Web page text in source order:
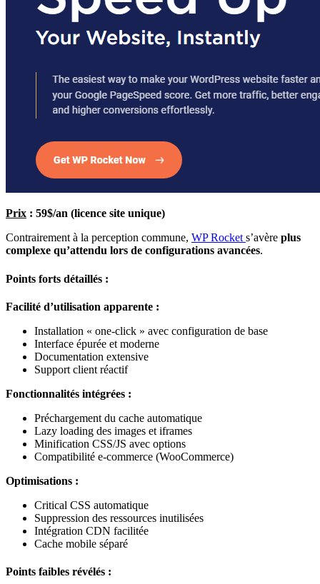
Prix : 59$/an (licence site unique)
Contrairement à la perception commune, WP Rockets’avère plus
complexe qu’attendu lors de configurations avancées.
Points forts détaillés :
Facilité d’utilisation apparente :
Installation « one-click » avec configuration de base
Interface épurée et moderne
Documentation extensive
Support client réactif
Fonctionnalités intégrées :
Préchargement du cache automatique
Lazy loading des images et iframes
Minification CSS/JS avec options
Compatibilité e-commerce (WooCommerce)
Optimisations :
Critical CSS automatique
Suppression des ressources inutilisées
Intégration CDN facilitée
Cache mobile séparé
Points faibles révélés :